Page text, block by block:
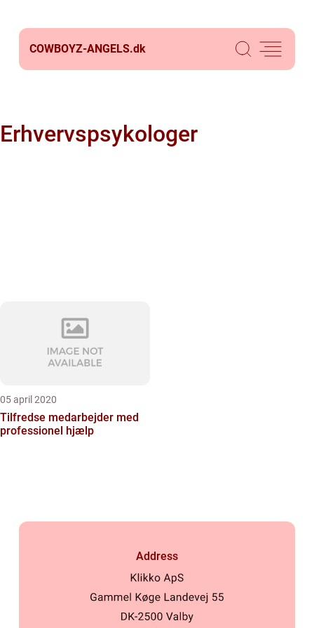
COWBOYZ-ANGELS.dk
Erhvervspsykologer
05 april 2020
Tilfredse medarbejder med
professionel hjælp
Address